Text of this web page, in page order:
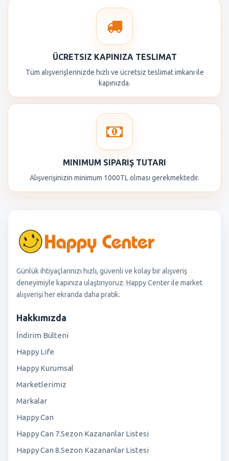
ÜCRETSIZ KAPINIZA TESLIMAT
Tüm alışverişlerinizde hızlı ve ücretsiz teslimat imkanı ile
kapınızda.
MINIMUM SIPARIŞ TUTARI
Alışverişinizin minimum 1000TL olması gerekmektedir.
Günlük ihtiyaçlarınızı hızlı, güvenli ve kolay bir alışveriş
deneyimiyle kapınıza ulaştırıyoruz. Happy Center ile market
alışverişi her ekranda daha pratik.
Hakkımızda
İndirim Bülteni
Happy Life
Happy Kurumsal
Marketlerimiz
Markalar
Happy Can
Happy Can 7.Sezon Kazananlar Listesi
Happy Can 8.Sezon Kazananlar Listesi